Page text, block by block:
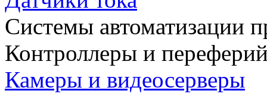
Системы автоматизации
Контроллеры и
Камеры и видеосерверы